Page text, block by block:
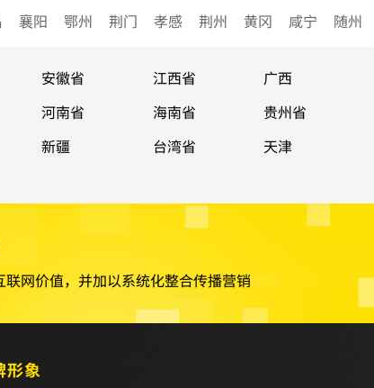
襄阳 鄂州 荆门 孝感 荆州 黄冈 咸宁 随州
安徽省 江西省 广西
河南省 海南省 贵州省
新疆 台湾省 天津
网价值，并加以系统化整合传播营销
形象